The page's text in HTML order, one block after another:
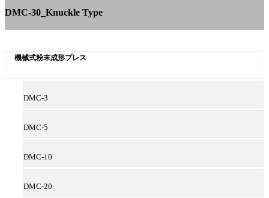
DMC-30_Knuckle Type
機械式粉末成形プレス
DMC-3
DMC-5
DMC-10
DMC-20